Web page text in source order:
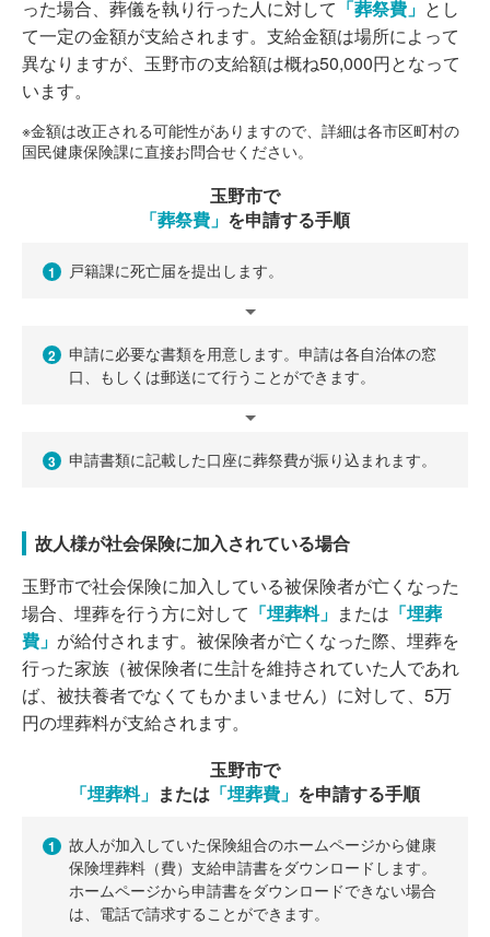
った場合、葬儀を執り行った人に対して 「葬祭費」 とし
て一定の金額が支給されます。支給金額は場所によって
異なりますが、玉野市の支給額は概ね50,000円となって
います。
※金額は改正される可能性がありますので、詳細は各市区町村の
国民健康保険課に直接お問合せください。
玉野市で
「葬祭費」 を申請する手順
1 戸籍課に死亡届を提出します。
2
申請に必要な書類を用意します。申請は各自治体の窓
口、もしくは郵送にて行うことができます。
3 申請書類に記載した口座に葬祭費が振り込まれます。
故人様が社会保険に加入されている場合
玉野市で社会保険に加入している被保険者が亡くなった
場合、埋葬を行う方に対して 「埋葬料」 または 「埋葬
費」 が給付されます。被保険者が亡くなった際、埋葬を
行った家族（被保険者に生計を維持されていた人であれ
ば、被扶養者でなくてもかまいません）に対して、5万
円の埋葬料が支給されます。
玉野市で
「埋葬料」 または 「埋葬費」 を申請する手順
1
故人が加入していた保険組合のホームページから健康
保険埋葬料（費）支給申請書をダウンロードします。
ホームページから申請書をダウンロードできない場合
は、電話で請求することができます。